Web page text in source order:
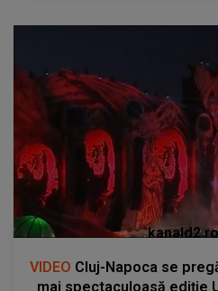
kanald2.ro
VIDEO Cluj-Napoca se
mai spectaculoasă ediție